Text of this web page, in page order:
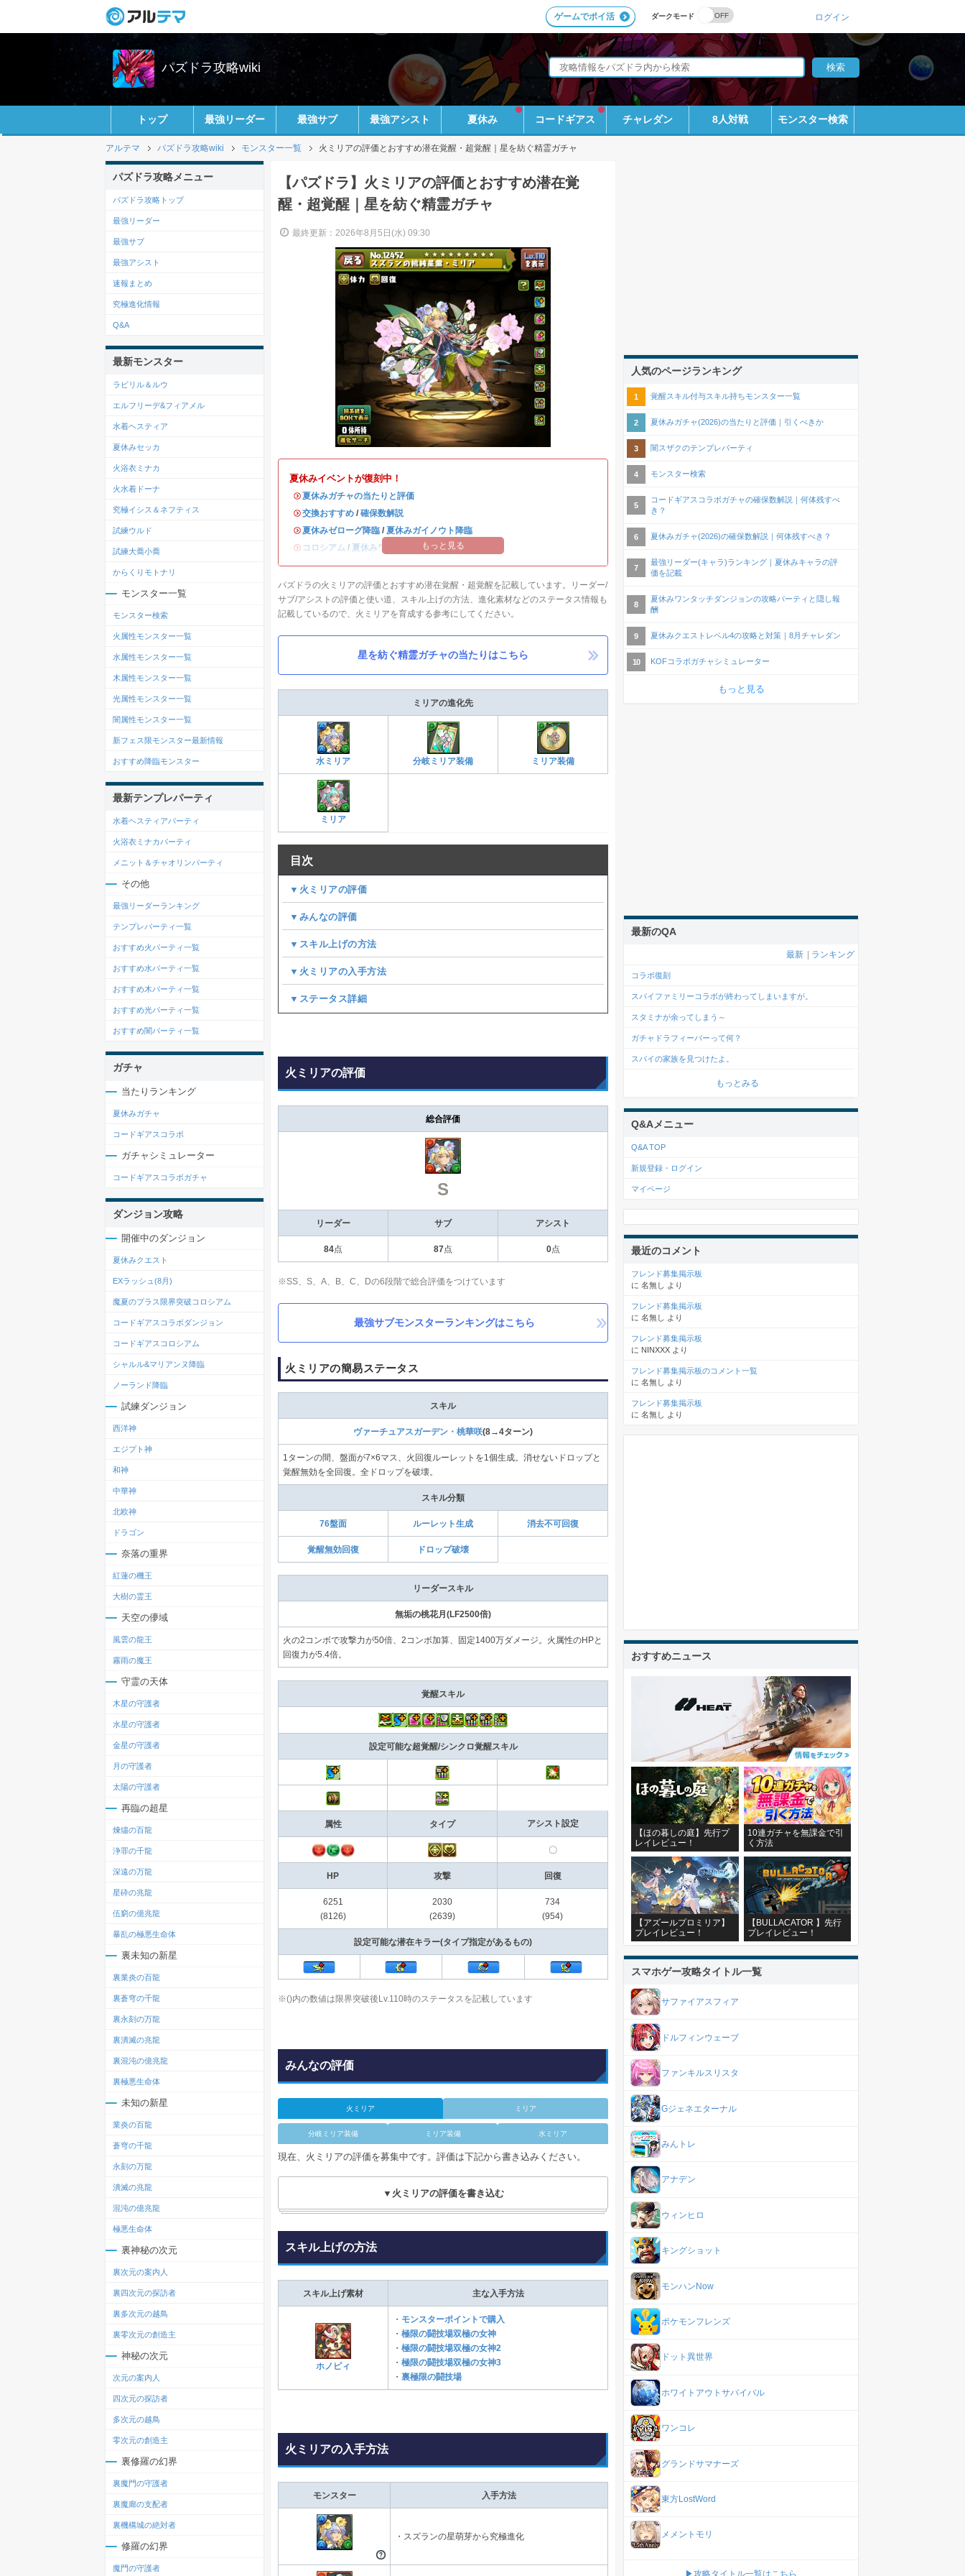
ダークモード
ゲームでポイ活 ログイン
パズドラ攻略wiki
トップ 最強リーダー 最強サブ 最強アシスト 夏休み コードギアス チャレダン 8人対戦 モンスター検索
アルテマ パズドラ攻略wiki モンスター一覧 火ミリアの評価とおすすめ潜在覚醒・超覚醒｜星を紡ぐ精霊ガチャ
【パズドラ】火ミリアの評価とおすすめ潜在覚
醒・超覚醒｜星を紡ぐ精霊ガチャ
最終更新：2026年8月5日(水) 09:30
夏休みイベントが復刻中！
・夏休みガチャの当たりと評価
・交換おすすめ / 確保数解説
・夏休みゼローグ降臨 / 夏休みガイノウト降臨
・ コロシアム / 夏休みワンタッチ もっと見る
パズドラの火ミリアの評価とおすすめ潜在覚醒・超覚醒を記載しています。リーダー/
サブ/アシストの評価と使い道、スキル上げの方法、進化素材などのステータス情報も
記載しているので、火ミリアを育成する参考にしてください。
星を紡ぐ精霊ガチャの当たりはこちら
ミリアの進化先
水ミリア 分岐ミリア装備 ミリア装備
ミリア
目次
▼火ミリアの評価
▼みんなの評価
▼スキル上げの方法
▼火ミリアの入手方法
▼ステータス詳細
火ミリアの評価
総合評価
S
リーダー サブ アシスト
84点 87点 0点
※SS、S、A、B、C、Dの6段階で総合評価をつけています
最強サブモンスターランキングはこちら
火ミリアの簡易ステータス
スキル
ヴァーチュアスガーデン・桃華咲(8→4ターン)
1ターンの間、盤面が7×6マス、火回復ルーレットを1個生成。消せないドロップと
覚醒無効を全回復。全ドロップを破壊。
スキル分類
76盤面 ルーレット生成 消去不可回復
覚醒無効回復 ドロップ破壊
リーダースキル
無垢の桃花月(LF2500倍)
火の2コンボで攻撃力が50倍、2コンボ加算、固定1400万ダメージ。火属性のHPと
回復力が5.4倍。
覚醒スキル
設定可能な超覚醒/シンクロ覚醒スキル
属性 タイプ アシスト設定
〇
HP 攻撃 回復
6251
(8126)
2030
(2639)
734
(954)
設定可能な潜在キラー(タイプ指定があるもの)
※()内の数値は限界突破後Lv.110時のステータスを記載しています
みんなの評価
火ミリア ミリア
分岐ミリア装備 ミリア装備 水ミリア
現在、火ミリアの評価を募集中です。評価は下記から書き込みください。
▼火ミリアの評価を書き込む
スキル上げの方法
スキル上げ素材 主な入手方法
ホノピィ
・ モンスターポイントで購入
・ 極限の闘技場双極の女神
・ 極限の闘技場双極の女神2
・ 極限の闘技場双極の女神3
・ 裏極限の闘技場
火ミリアの入手方法
モンスター 入手方法
・スズランの星萌芽から究極進化
パズドラ攻略メニュー
パズドラ攻略トップ
最強リーダー
最強サブ
最強アシスト
速報まとめ
究極進化情報
Q&A
最新モンスター
ラビリル＆ルウ
エルフリーデ&フィアメル
水着ヘスティア
夏休みセッカ
火浴衣ミナカ
火水着ドーナ
究極イシス＆ネフティス
試練ウルド
試練大喬小喬
からくりモトナリ
モンスター一覧
モンスター検索
火属性モンスター一覧
水属性モンスター一覧
木属性モンスター一覧
光属性モンスター一覧
闇属性モンスター一覧
新フェス限モンスター最新情報
おすすめ降臨モンスター
最新テンプレパーティ
水着ヘスティアパーティ
火浴衣ミナカパーティ
メニット＆チャオリンパーティ
その他
最強リーダーランキング
テンプレパーティ一覧
おすすめ火パーティ一覧
おすすめ水パーティ一覧
おすすめ木パーティ一覧
おすすめ光パーティ一覧
おすすめ闇パーティ一覧
ガチャ
当たりランキング
夏休みガチャ
コードギアスコラボ
ガチャシミュレーター
コードギアスコラボガチャ
ダンジョン攻略
開催中のダンジョン
夏休みクエスト
EXラッシュ(8月)
魔夏のプラス限界突破コロシアム
コードギアスコラボダンジョン
コードギアスコロシアム
シャルル&マリアンヌ降臨
ノーランド降臨
試練ダンジョン
西洋神
エジプト神
和神
中華神
北欧神
ドラゴン
奈落の重界
紅蓮の機王
大樹の霊王
天空の儚域
風雲の龍王
霧雨の魔王
守霊の天体
木星の守護者
水星の守護者
金星の守護者
月の守護者
太陽の守護者
再臨の超星
煉燼の百龍
浄罪の千龍
深遠の万龍
星砕の兆龍
伍窮の億兆龍
暴乱の極悪生命体
裏未知の新星
裏業炎の百龍
裏蒼穹の千龍
裏永刻の万龍
裏潰滅の兆龍
裏混沌の億兆龍
裏極悪生命体
未知の新星
業炎の百龍
蒼穹の千龍
永刻の万龍
潰滅の兆龍
混沌の億兆龍
極悪生命体
裏神秘の次元
裏次元の案内人
裏四次元の探訪者
裏多次元の越鳥
裏零次元の創造主
神秘の次元
次元の案内人
四次元の探訪者
多次元の越鳥
零次元の創造主
裏修羅の幻界
裏魔門の守護者
裏魔廊の支配者
裏機構城の絶対者
修羅の幻界
魔門の守護者
人気のページランキング
覚醒スキル付与スキル持ちモンスター一覧
夏休みガチャ(2026)の当たりと評価｜引くべきか
闇スザクのテンプレパーティ
モンスター検索
コードギアスコラボガチャの確保数解説｜何体残すべ
き？
夏休みガチャ(2026)の確保数解説｜何体残すべき？
最強リーダー(キャラ)ランキング｜夏休みキャラの評
価を記載
夏休みワンタッチダンジョンの攻略パーティと隠し報
酬
夏休みクエストレベル4の攻略と対策｜8月チャレダン
KOFコラボガチャシミュレーター
もっと見る
最新のQA
最新 ランキング
コラボ復刻
スパイファミリーコラボが終わってしまいますが。
スタミナが余ってしまう～
ガチャドラフィーバーって何？
スパイの家族を見つけたよ。
もっとみる
Q&Aメニュー
Q&A TOP
新規登録・ログイン
マイページ
最近のコメント
フレンド募集掲示板
に 名無し より
フレンド募集掲示板
に 名無し より
フレンド募集掲示板
に NINXXX より
フレンド募集掲示板のコメント一覧
に 名無し より
フレンド募集掲示板
に 名無し より
おすすめニュース
【ほの暮しの庭】先行プ
レイレビュー！
10連ガチャを無課金で引
く方法
【アズールプロミリア】
プレイレビュー！
【BULLACATOR 】先行
プレイレビュー！
スマホゲー攻略タイトル一覧
サファイアスフィア
ドルフィンウェーブ
ファンキルスリスタ
Gジェネエターナル
みんトレ
アナデン
ウィンヒロ
キングショット
モンハンNow
ポケモンフレンズ
ドット異世界
ホワイトアウトサバイバル
ワンコレ
グランドサマナーズ
東方LostWord
メメントモリ
▶攻略タイトル一覧はこちら